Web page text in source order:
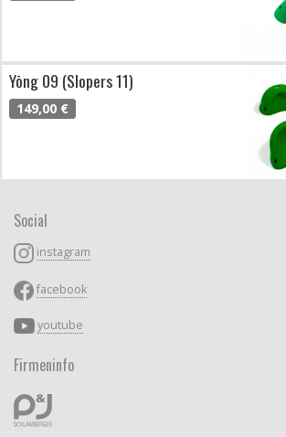
Yōng 09 (Slopers 11)
149,00 €
Social
instagram
facebook
youtube
Firmeninfo